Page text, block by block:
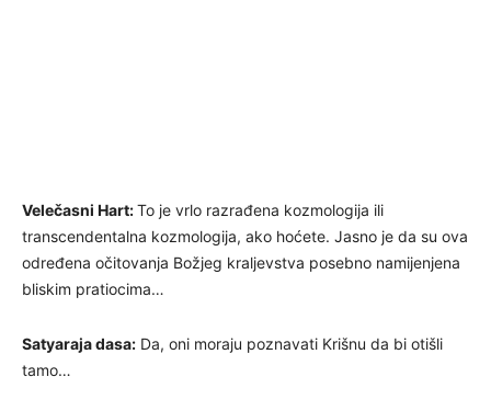
Velečasni Hart:To je vrlo razrađena kozmologija ili
transcendentalna kozmologija, ako hoćete. Jasno je da su ova
određena očitovanja Božjeg kraljevstva posebno namijenjena
bliskim pratiocima…
Satyaraja dasa: Da, oni moraju poznavati Krišnu da bi otišli
tamo…